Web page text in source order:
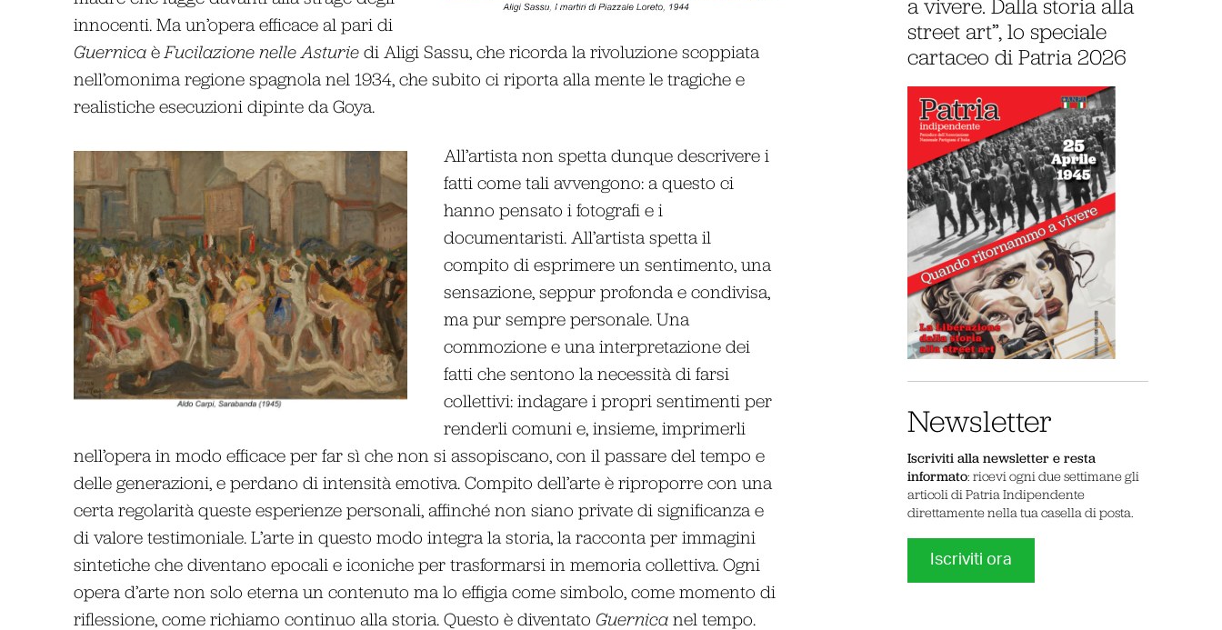
innocenti. Ma un’opera efficace al pari di
Guernicaè Fucilazione nelle Asturiedi Aligi Sassu, che ricorda la rivoluzione scoppiata
nell’omonima regione spagnola nel 1934, che subito ci riporta alla mente le tragiche e
realistiche esecuzioni dipinte da Goya.
All’artista non spetta dunque descrivere i
fatti come tali avvengono: a questo ci
hanno pensato i fotografi e i
documentaristi. All’artista spetta il
compito di esprimere un sentimento, una
sensazione, seppur profonda e condivisa,
ma pur sempre personale. Una
commozione e una interpretazione dei
fatti che sentono la necessità di farsi
collettivi: indagare i propri sentimenti per
renderli comuni e, insieme, imprimerli
nell’opera in modo efficace per far sì che non si assopiscano, con il passare del tempo e
delle generazioni, e perdano di intensità emotiva. Compito dell’arte è riproporre con una
certa regolarità queste esperienze personali, affinché non siano private di significanza e
di valore testimoniale. L’arte in questo modo integra la storia, la racconta per immagini
sintetiche che diventano epocali e iconiche per trasformarsi in memoria collettiva. Ogni
opera d’arte non solo eterna un contenuto ma lo effigia come simbolo, come momento di
riflessione, come richiamo continuo alla storia. Questo è diventato Guernicanel tempo.
a vivere. Dalla storia alla
street art”, lo speciale
cartaceo di Patria 2026
Newsletter
Iscriviti alla newsletter e resta
informato: ricevi ogni due settimane gli
articoli di Patria Indipendente
direttamente nella tua casella di posta.
Iscriviti ora